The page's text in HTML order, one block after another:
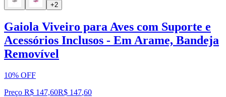
+2
Gaiola Viveiro para Aves com Suporte e
Acessórios Inclusos - Em Arame, Bandeja
Removível
10% OFF
Preço R$ 147,60R$ 147,60